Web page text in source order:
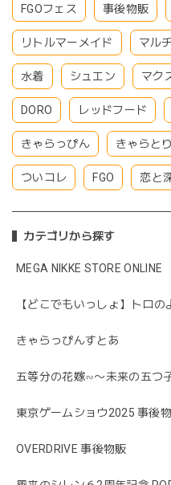
FGOフェス 事後物販
リトルマーメイド マル
水着 シュエン マク
DORO レッドフード
きゃらっぴん きゃらと
ついコレ FGO 恋と
カテゴリから探す
MEGA NIKKE STORE ONLINE
【どこでもいっしょ】トロ
きゃらっぴんすとあ
五等分の花嫁∽〜未来の五つ
東京ゲームショウ2025 事後
OVERDRIVE 事後物販